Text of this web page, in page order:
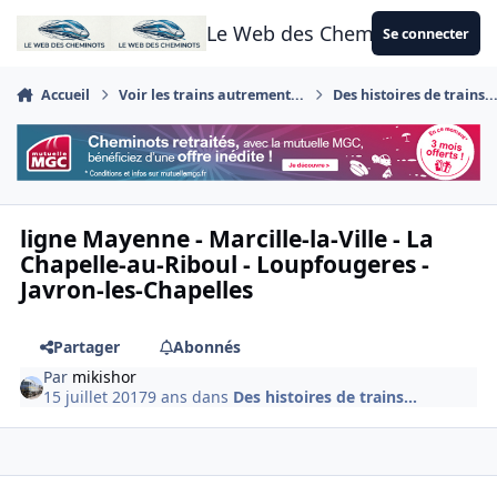
Aller au contenu
Le Web des CheminotsSe connecter
Accueil Voir les trains autrement... Des histoires de
ligne Mayenne - Marcille-la-Ville - La
Chapelle-au-Riboul - Loupfougeres -
Javron-les-Chapelles
Partager
Abonnés
Par mikishor
15 juillet 20179 ans dans Des histoires de trains...